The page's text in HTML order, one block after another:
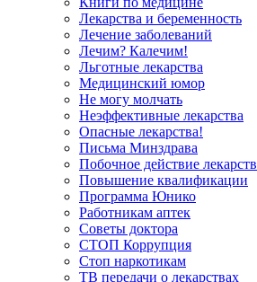
Лекарства и беременность
Лечение заболеваний
Лечим? Калечим!
Льготные лекарства
Медицинский юмор
Не могу молчать
Неэффективные лекарства
Опасные лекарства!
Письма Минздрава
Побочное действие лекарств
Повышение квалификации
Программа Юнико
Работникам аптек
Советы доктора
СТОП Коррупция
Стоп наркотикам
ТВ передачи о лекарствах